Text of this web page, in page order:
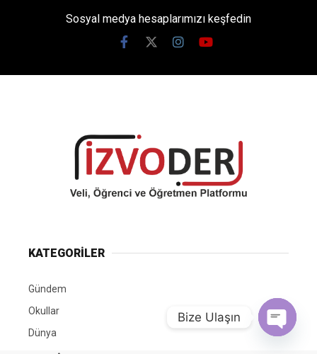
Sosyal medya hesaplarımızı keşfedin
KATEGORİLER
Gündem
Okullar
Dünya
Bize Ulaşın